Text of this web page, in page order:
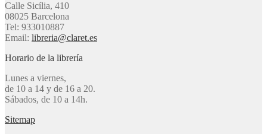
Calle Sicília, 410
08025 Barcelona
Tel: 933010887
Email: libreria@claret.es
Horario de la librería
Lunes a viernes,
de 10 a 14 y de 16 a 20.
Sábados, de 10 a 14h.
Sitemap